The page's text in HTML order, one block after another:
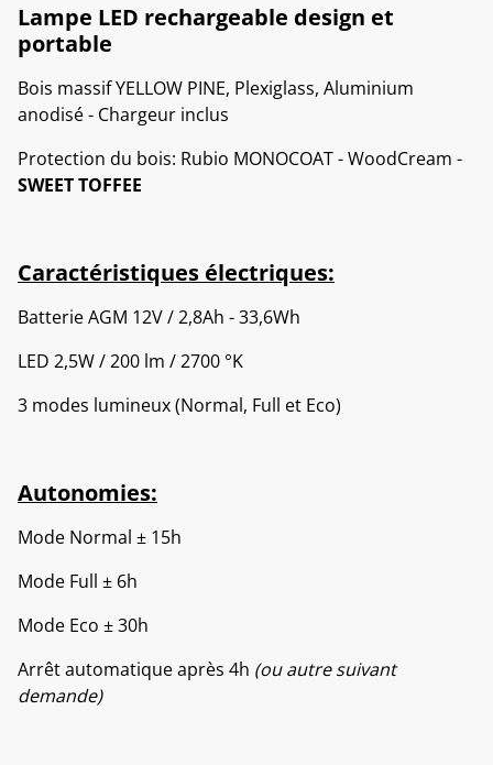
Lampe LED rechargeable design et
portable
Bois massif YELLOW PINE, Plexiglass, Aluminium
anodisé - Chargeur inclus
Protection du bois: Rubio MONOCOAT - WoodCream -
SWEET TOFFEE
Caractéristiques électriques:
Batterie AGM 12V / 2,8Ah - 33,6Wh
LED 2,5W / 200 lm / 2700 °K
3 modes lumineux (Normal, Full et Eco)
Autonomies:
Mode Normal ± 15h
Mode Full ± 6h
Mode Eco ± 30h
Arrêt automatique après 4h (ou autre suivant
demande)